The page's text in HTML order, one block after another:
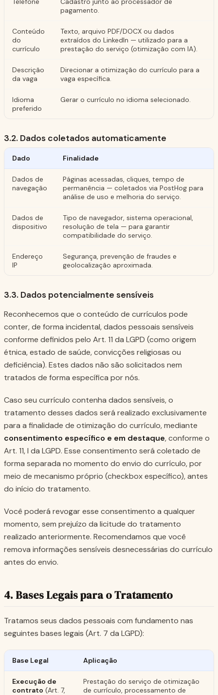
pagamento.
Conteúdo
do
currículo
Texto, arquivo PDF/DOCX ou dados
extraídos do LinkedIn — utilizado para a
prestação do serviço (otimização com IA).
Descrição
da vaga
Direcionar a otimização do currículo para a
vaga específica.
Idioma
preferido
Gerar o currículo no idioma selecionado.
3.2. Dados coletados automaticamente
Dado Finalidade
Dados de
navegação
Páginas acessadas, cliques, tempo de
permanência — coletados via PostHog para
análise de uso e melhoria do serviço.
Dados de
dispositivo
Tipo de navegador, sistema operacional,
resolução de tela — para garantir
compatibilidade do serviço.
Endereço
IP
Segurança, prevenção de fraudes e
geolocalização aproximada.
3.3. Dados potencialmente sensíveis
Reconhecemos que o conteúdo de currículos pode
conter, de forma incidental, dados pessoais sensíveis
conforme definidos pelo Art. 11 da LGPD (como origem
étnica, estado de saúde, convicções religiosas ou
deficiência). Estes dados não são solicitados nem
tratados de forma específica por nós.
Caso seu currículo contenha dados sensíveis, o
tratamento desses dados será realizado exclusivamente
para a finalidade de otimização do currículo, mediante
consentimento específico e em destaque, conforme o
Art. 11, I da LGPD. Esse consentimento será coletado de
forma separada no momento do envio do currículo, por
meio de mecanismo próprio (checkbox específico), antes
do início do tratamento.
Você poderá revogar esse consentimento a qualquer
momento, sem prejuízo da licitude do tratamento
realizado anteriormente. Recomendamos que você
remova informações sensíveis desnecessárias do currículo
antes do envio.
4. Bases Legais para o Tratamento
Tratamos seus dados pessoais com fundamento nas
seguintes bases legais (Art. 7 da LGPD):
Base Legal Aplicação
Execução de
contrato (Art. 7,
Prestação do serviço de otimização
de currículo, processamento de